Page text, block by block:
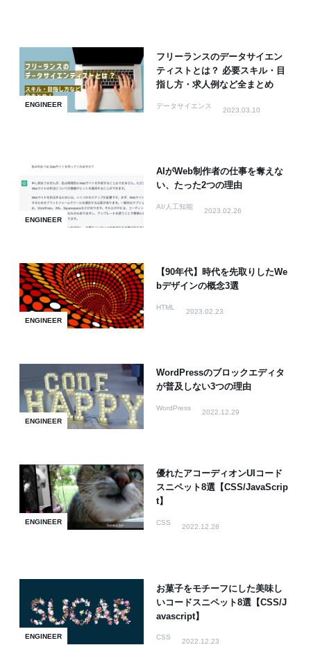
ENGINEER
フリーランスのデータサイエン
ティストとは？ 必要スキル・目
指し方・求人例など全まとめ
データサイエンス
2023.03.10
ENGINEER
AIがWeb制作者の仕事を奪えな
い、たった2つの理由
AI/人工知能
2023.02.26
ENGINEER
【90年代】時代を先取りしたWe
bデザインの概念3選
HTML
2023.02.23
ENGINEER
WordPressのブロックエディタ
が普及しない3つの理由
WordPress
2022.12.29
ENGINEER
優れたアコーディオンUIコード
スニペット8選【CSS/JavaScrip
t】
CSS
2022.12.28
ENGINEER
お菓子をモチーフにした美味し
いコードスニペット8選【CSS/J
avascript】
CSS
2022.12.23